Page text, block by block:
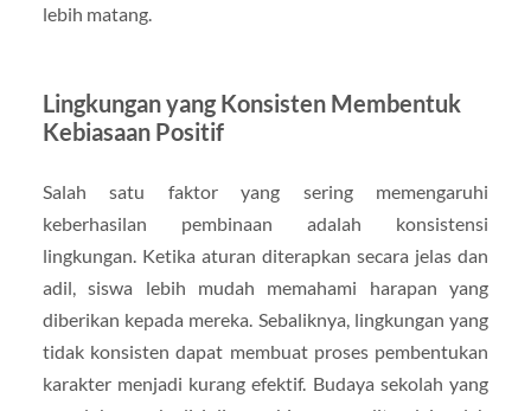
lebih matang.
Lingkungan yang Konsisten Membentuk
Kebiasaan Positif
Salah satu faktor yang sering memengaruhi
keberhasilan pembinaan adalah konsistensi
lingkungan. Ketika aturan diterapkan secara jelas dan
adil, siswa lebih mudah memahami harapan yang
diberikan kepada mereka. Sebaliknya, lingkungan yang
tidak konsisten dapat membuat proses pembentukan
karakter menjadi kurang efektif. Budaya sekolah yang